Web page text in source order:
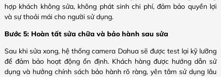
hợp khách không sửa, không phát sinh chi phí, đảm bảo quyền lợi
và sự thoải mái cho người sử dụng.
Bước 5: Hoàn tất sửa chữa và bảo hành sau sửa
Sau khi sửa xong, hệ thống camera Dahua sẽ được test lại kỹ lưỡng
để đảm bảo hoạt động ổn định. Khách hàng được hướng dẫn sử
dụng và hưởng chính sách bảo hành rõ ràng, yên tâm sử dụng lâu